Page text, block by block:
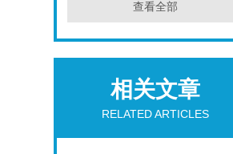
查看全部
相关文章
RELATED ARTICLES